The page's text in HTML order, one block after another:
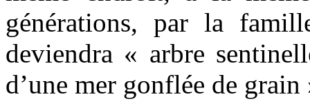
générations, par la
deviendra « arbre
d’une mer gonflée de grain